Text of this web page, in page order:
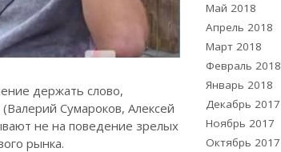
держать слово,
Сумароков, Алексей
не на поведение зрелых
рынка.
Май 2018
Апрель 2018
Март 2018
Февраль 2018
Январь 2018
Декабрь 2017
Ноябрь 2017
Октябрь 2017